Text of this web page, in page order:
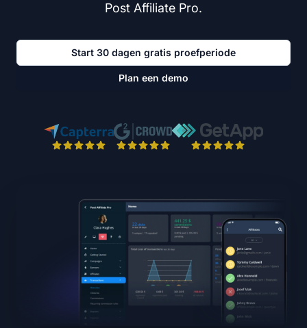
Post Affiliate Pro.
Start 30 dagen gratis proefperiode
Plan een demo